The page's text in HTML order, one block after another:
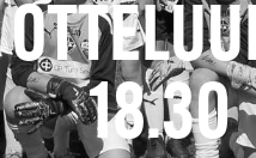
18.30